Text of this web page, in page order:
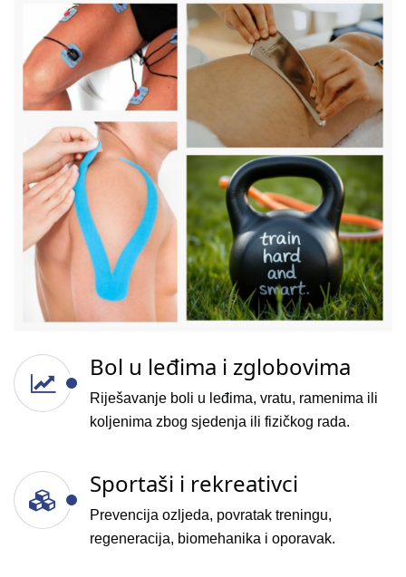
Bol u leđima i zglobovima
Riješavanje boli u leđima, vratu, ramenima ili
koljenima zbog sjedenja ili fizičkog rada.
Sportaši i rekreativci
Prevencija ozljeda, povratak treningu,
regeneracija, biomehanika i oporavak.